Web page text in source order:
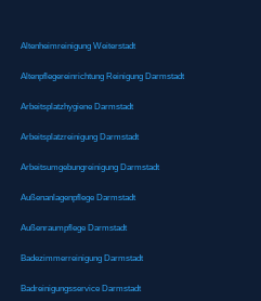
Altenheimreinigung Weiterstadt
Altenpflegereinrichtung Reinigung Darmstadt
Arbeitsplatzhygiene Darmstadt
Arbeitsplatzreinigung Darmstadt
Arbeitsumgebungreinigung Darmstadt
Außenanlagenpflege Darmstadt
Außenraumpflege Darmstadt
Badezimmerreinigung Darmstadt
Badreinigungsservice Darmstadt